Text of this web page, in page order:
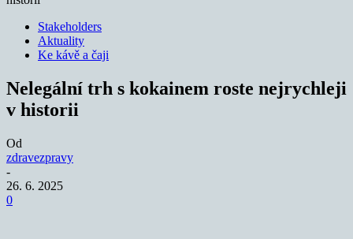
Stakeholders
Aktuality
Ke kávě a čaji
Nelegální trh s kokainem roste nejrychleji
v historii
Od
zdravezpravy
-
26. 6. 2025
0